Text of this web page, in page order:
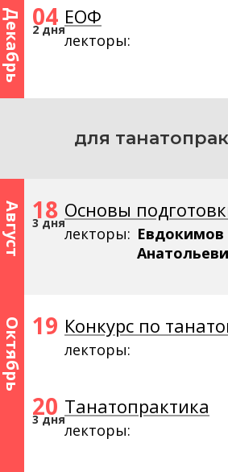
Декабрь 04
2 дня
ЕОФ
лекторы:
для
Август 18
3 дня
Основы
лекторы:
Октябрь 19 Конкурс по
лекторы:
20
3 дня
Танатопрактика
лекторы: